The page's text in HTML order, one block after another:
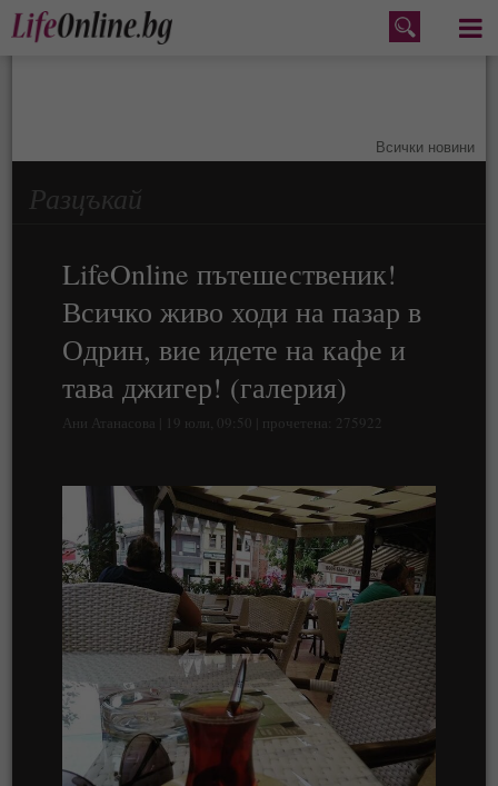
Меню
Всички новини
Разцъкай
LifeOnline пътешественик!
Всичко живо ходи на пазар в
Одрин, вие идете на кафе и
тава джигер! (галерия)
Ани Атанасова | 19 юли, 09:50 | прочетена: 275922